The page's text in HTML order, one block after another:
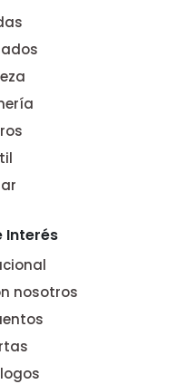
Interés
nosotros